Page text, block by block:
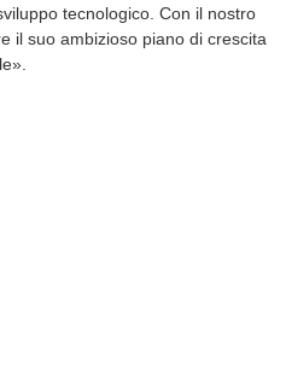
tecnologico. Con il nostro
il suo ambizioso piano di crescita